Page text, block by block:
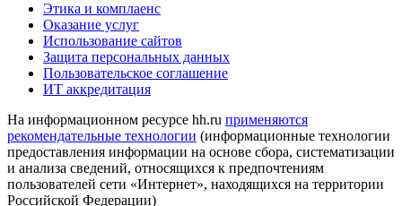
Этика и комплаенс
Оказание услуг
Использование сайтов
Защита персональных данных
Пользовательское соглашение
ИТ аккредитация
На информационном ресурсе hh.ru применяются
рекомендательные технологии (информационные технологии
предоставления информации на основе сбора, систематизации
и анализа сведений, относящихся к предпочтениям
пользователей сети «Интернет», находящихся на территории
Российской Федерации)